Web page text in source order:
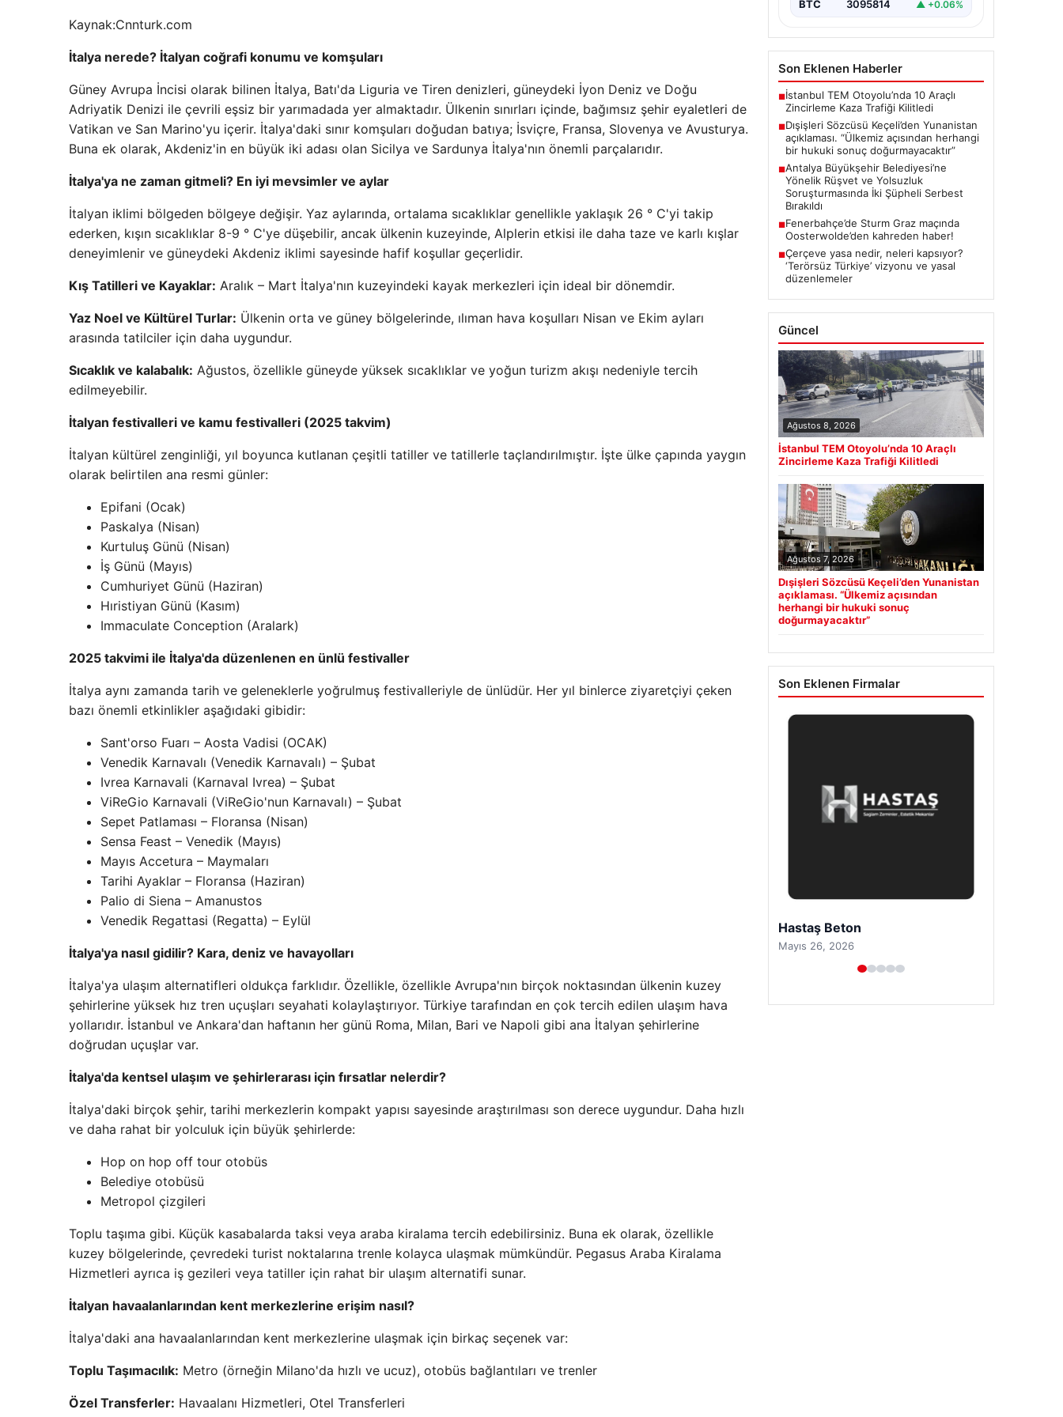
Kaynak:Cnnturk.com
İtalya nerede? İtalyan coğrafi konumu ve komşuları
Güney Avrupa İncisi olarak bilinen İtalya, Batı'da Liguria ve Tiren denizleri, güneydeki İyon Deniz ve Doğu
Adriyatik Denizi ile çevrili eşsiz bir yarımadada yer almaktadır. Ülkenin sınırları içinde, bağımsız şehir eyaletleri de
Vatikan ve San Marino'yu içerir. İtalya'daki sınır komşuları doğudan batıya; İsviçre, Fransa, Slovenya ve Avusturya.
Buna ek olarak, Akdeniz'in en büyük iki adası olan Sicilya ve Sardunya İtalya'nın önemli parçalarıdır.
İtalya'ya ne zaman gitmeli? En iyi mevsimler ve aylar
İtalyan iklimi bölgeden bölgeye değişir. Yaz aylarında, ortalama sıcaklıklar genellikle yaklaşık 26 ° C'yi takip
ederken, kışın sıcaklıklar 8-9 ° C'ye düşebilir, ancak ülkenin kuzeyinde, Alplerin etkisi ile daha taze ve karlı kışlar
deneyimlenir ve güneydeki Akdeniz iklimi sayesinde hafif koşullar geçerlidir.
Kış Tatilleri ve Kayaklar: Aralık – Mart İtalya'nın kuzeyindeki kayak merkezleri için ideal bir dönemdir.
Yaz Noel ve Kültürel Turlar: Ülkenin orta ve güney bölgelerinde, ılıman hava koşulları Nisan ve Ekim ayları
arasında tatilciler için daha uygundur.
Sıcaklık ve kalabalık: Ağustos, özellikle güneyde yüksek sıcaklıklar ve yoğun turizm akışı nedeniyle tercih
edilmeyebilir.
İtalyan festivalleri ve kamu festivalleri (2025 takvim)
İtalyan kültürel zenginliği, yıl boyunca kutlanan çeşitli tatiller ve tatillerle taçlandırılmıştır. İşte ülke çapında yaygın
olarak belirtilen ana resmi günler:
Epifani (Ocak)
Paskalya (Nisan)
Kurtuluş Günü (Nisan)
İş Günü (Mayıs)
Cumhuriyet Günü (Haziran)
Hıristiyan Günü (Kasım)
Immaculate Conception (Aralark)
2025 takvimi ile İtalya'da düzenlenen en ünlü festivaller
İtalya aynı zamanda tarih ve geleneklerle yoğrulmuş festivalleriyle de ünlüdür. Her yıl binlerce ziyaretçiyi çeken
bazı önemli etkinlikler aşağıdaki gibidir:
Sant'orso Fuarı – Aosta Vadisi (OCAK)
Venedik Karnavalı (Venedik Karnavalı) – Şubat
Ivrea Karnavali (Karnaval Ivrea) – Şubat
ViReGio Karnavali (ViReGio'nun Karnavalı) – Şubat
Sepet Patlaması – Floransa (Nisan)
Sensa Feast – Venedik (Mayıs)
Mayıs Accetura – Maymaları
Tarihi Ayaklar – Floransa (Haziran)
Palio di Siena – Amanustos
Venedik Regattasi (Regatta) – Eylül
İtalya'ya nasıl gidilir? Kara, deniz ve havayolları
İtalya'ya ulaşım alternatifleri oldukça farklıdır. Özellikle, özellikle Avrupa'nın birçok noktasından ülkenin kuzey
şehirlerine yüksek hız tren uçuşları seyahati kolaylaştırıyor. Türkiye tarafından en çok tercih edilen ulaşım hava
yollarıdır. İstanbul ve Ankara'dan haftanın her günü Roma, Milan, Bari ve Napoli gibi ana İtalyan şehirlerine
doğrudan uçuşlar var.
İtalya'da kentsel ulaşım ve şehirlerarası için fırsatlar nelerdir?
İtalya'daki birçok şehir, tarihi merkezlerin kompakt yapısı sayesinde araştırılması son derece uygundur. Daha hızlı
ve daha rahat bir yolculuk için büyük şehirlerde:
Hop on hop off tour otobüs
Belediye otobüsü
Metropol çizgileri
Toplu taşıma gibi. Küçük kasabalarda taksi veya araba kiralama tercih edebilirsiniz. Buna ek olarak, özellikle
kuzey bölgelerinde, çevredeki turist noktalarına trenle kolayca ulaşmak mümkündür. Pegasus Araba Kiralama
Hizmetleri ayrıca iş gezileri veya tatiller için rahat bir ulaşım alternatifi sunar.
İtalyan havaalanlarından kent merkezlerine erişim nasıl?
İtalya'daki ana havaalanlarından kent merkezlerine ulaşmak için birkaç seçenek var:
Toplu Taşımacılık: Metro (örneğin Milano'da hızlı ve ucuz), otobüs bağlantıları ve trenler
Özel Transferler: Havaalanı Hizmetleri, Otel Transferleri
BTC 3095814 ▲ +0.06%
Son Eklenen Haberler
■İstanbul TEM Otoyolu’nda 10 Araçlı
Zincirleme Kaza Trafiği Kilitledi
■Dışişleri Sözcüsü Keçeli’den Yunanistan
açıklaması. “Ülkemiz açısından herhangi
bir hukuki sonuç doğurmayacaktır”
■Antalya Büyükşehir Belediyesi’ne
Yönelik Rüşvet ve Yolsuzluk
Soruşturmasında İki Şüpheli Serbest
Bırakıldı
■Fenerbahçe’de Sturm Graz maçında
Oosterwolde’den kahreden haber!
■Çerçeve yasa nedir, neleri kapsıyor?
‘Terörsüz Türkiye’ vizyonu ve yasal
düzenlemeler
Güncel
Ağustos 8, 2026
İstanbul TEM Otoyolu’nda 10 Araçlı
Zincirleme Kaza Trafiği Kilitledi
Ağustos 7, 2026
Dışişleri Sözcüsü Keçeli’den Yunanistan
açıklaması. “Ülkemiz açısından
herhangi bir hukuki sonuç
doğurmayacaktır”
Son Eklenen Firmalar
Prenses Night Club
Nisan 29, 2026